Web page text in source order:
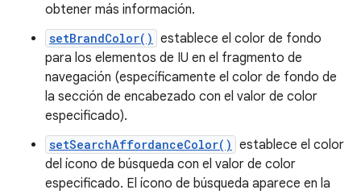
obtener más información.
setBrandColor() establece el color de fondo
para los elementos de IU en el fragmento de
navegación (específicamente el color de fondo de
la sección de encabezado con el valor de color
especificado).
setSearchAffordanceColor() establece el color
del ícono de búsqueda con el valor de color
especificado. El ícono de búsqueda aparece en la